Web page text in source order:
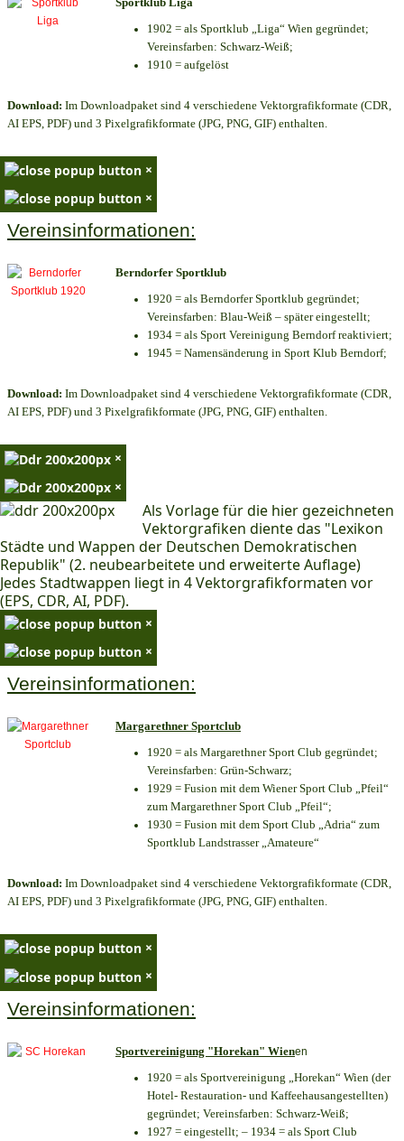
1902 = als Sportklub „Liga“ Wien gegründet;
Vereinsfarben: Schwarz-Weiß;
1910 = aufgelöst
Download: Im Downloadpaket sind 4 verschiedene Vektorgrafikformate (CDR,
AI EPS, PDF) und 3 Pixelgrafikformate (JPG, PNG, GIF) enthalten.
×
×
Vereinsinformationen:
Berndorfer Sportklub
1920 = als Berndorfer Sportklub gegründet;
Vereinsfarben: Blau-Weiß – später eingestellt;
1934 = als Sport Vereinigung Berndorf reaktiviert;
1945 = Namensänderung in Sport Klub Berndorf;
Download: Im Downloadpaket sind 4 verschiedene Vektorgrafikformate (CDR,
AI EPS, PDF) und 3 Pixelgrafikformate (JPG, PNG, GIF) enthalten.
×
×
Als Vorlage für die hier gezeichneten
Vektorgrafiken diente das "Lexikon
Städte und Wappen der Deutschen Demokratischen
Republik" (2. neubearbeitete und erweiterte Auflage)
Jedes Stadtwappen liegt in 4 Vektorgrafikformaten vor
(EPS, CDR, AI, PDF).
×
×
Vereinsinformationen:
Margarethner Sportclub
1920 = als Margarethner Sport Club gegründet;
Vereinsfarben: Grün-Schwarz;
1929 = Fusion mit dem Wiener Sport Club „Pfeil“
zum Margarethner Sport Club „Pfeil“;
1930 = Fusion mit dem Sport Club „Adria“ zum
Sportklub Landstrasser „Amateure“
Download: Im Downloadpaket sind 4 verschiedene Vektorgrafikformate (CDR,
AI EPS, PDF) und 3 Pixelgrafikformate (JPG, PNG, GIF) enthalten.
×
×
Vereinsinformationen:
Sportvereinigung "Horekan" Wienen
1920 = als Sportvereinigung „Horekan“ Wien (der
Hotel- Restauration- und Kaffeehausangestellten)
gegründet; Vereinsfarben: Schwarz-Weiß;
1927 = eingestellt; – 1934 = als Sport Club